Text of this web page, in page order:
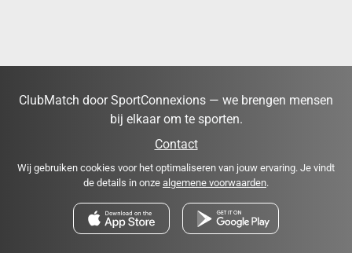
ClubMatch door SportConnexions — we brengen mensen
bij elkaar om te sporten.
Contact
Wij gebruiken cookies voor het optimaliseren van jouw ervaring. Je vindt
de details in onze algemene voorwaarden.